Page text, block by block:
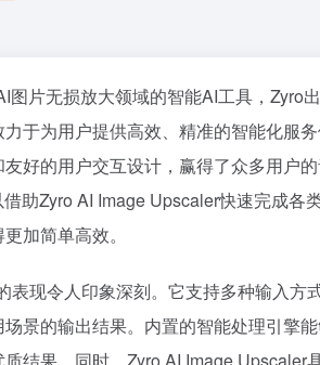
图片无损放大领域的智能AI工具，Zyro
于为用户提供高效、精准的智能化服
好的用户交互设计，赢得了众多用户
助Zyro AI Image Upscaler快速完成各
加简单高效。
表现令人印象深刻。它支持多种输入
景的输出结果。内置的智能处理引擎